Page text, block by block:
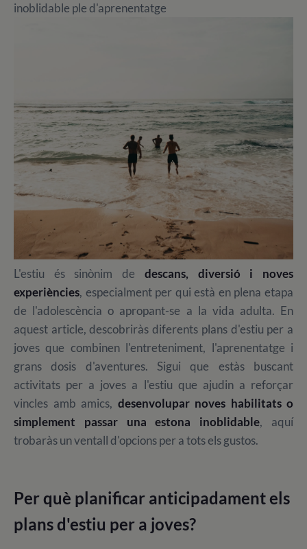
inoblidable ple d'aprenentatge
L'estiu és sinònim de descans, diversió i noves
experiències, especialment per qui està en plena etapa
de l'adolescència o apropant-se a la vida adulta. En
aquest article, descobriràs diferents plans d'estiu per a
joves que combinen l'entreteniment, l'aprenentatge i
grans dosis d'aventures. Sigui que estàs buscant
activitats per a joves a l'estiu que ajudin a reforçar
vincles amb amics, desenvolupar noves habilitats o
simplement passar una estona inoblidable, aquí
trobaràs un ventall d'opcions per a tots els gustos.
Per què planificar anticipadament els
plans d'estiu per a joves?